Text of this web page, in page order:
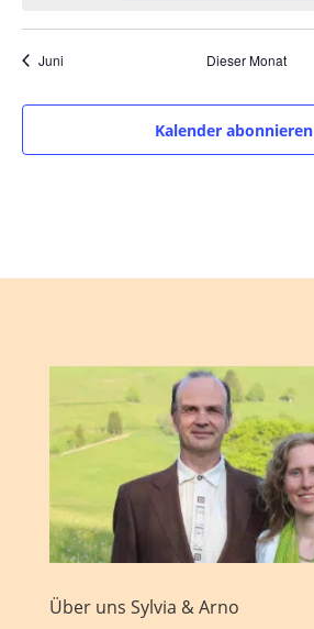
Juni Dieser Monat
Kalender abonnieren
Über uns Sylvia & Arno